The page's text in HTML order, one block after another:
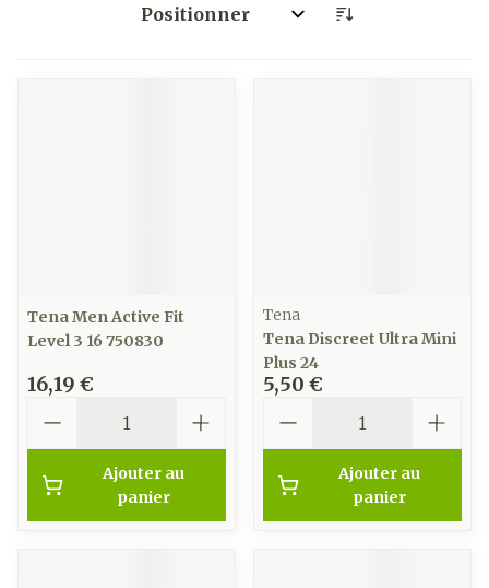
Trier par:
Tena Men Active Fit
Level 3 16 750830
16,19 €
Ajouter au
panier
Tena
Tena Discreet Ultra Mini
Plus 24
5,50 €
Ajouter au
panier